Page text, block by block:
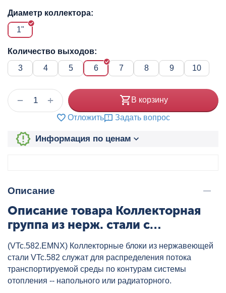
Диаметр коллектора:
1"
Количество выходов:
3
4 5 6 7 8 9 10
+
− В корзину
Отложить Задать вопрос
Информация по ценам
Описание
Описание товара Коллекторная
группа из нерж. стали с
балансировочными клапанами
(582) 1",6x3/4", "ев, артикул:
VTc.582.EMNX.0606
(VTc.582.EMNX) Коллекторные блоки из нержавеющей
стали VTc.582 служат для распределения потока
транспортируемой среды по контурам системы
отопления -- напольного или радиаторного.